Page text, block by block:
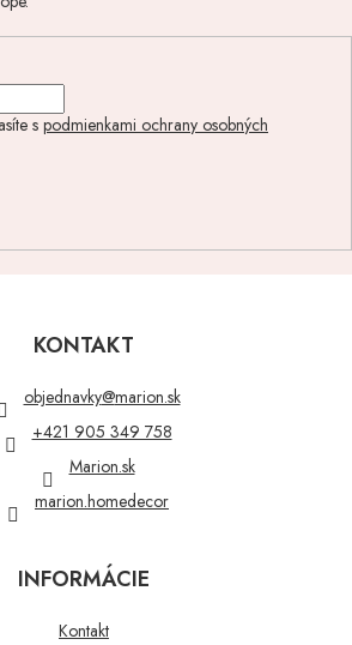
s podmienkami ochrany osobných
KONTAKT
objednavky@marion.sk
+421 905 349 758
Marion.sk
marion.homedecor
INFORMÁCIE
Kontakt